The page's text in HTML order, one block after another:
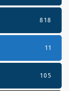
818
11
105